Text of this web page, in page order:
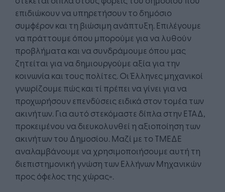
επιδιώκουν να υπηρετήσουν το δημόσιο
συμφέρον και τη βιώσιμη ανάπτυξη. Επιλέγουμε
να πράττουμε όπου μπορούμε για να λυθούν
προβλήματα και να συνδράμουμε όπου μας
ζητείται για να δημιουργούμε αξία για την
κοινωνία και τους πολίτες. Οι Έλληνες μηχανικοί
γνωρίζουμε πώς και τί πρέπει να γίνει για να
προχωρήσουν επενδύσεις ειδικά στον τομέα των
ακινήτων. Για αυτό στεκόμαστε δίπλα στην ΕΤΑΔ,
προκειμένου να διευκολυνθεί η αξιοποίηση των
ακινήτων του Δημοσίου. Μαζί με το ΤΜΕΔΕ
αναλαμβάνουμε να χρησιμοποιήσουμε αυτή τη
διεπιστημονική γνώση των Ελλήνων Μηχανικών
προς όφελος της χώρας».